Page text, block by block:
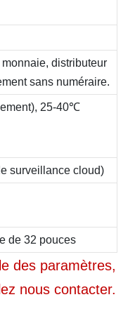
distributeur
sans numéraire.
25-40℃
surveillance cloud)
de 32 pouces
des paramètres,
nous contacter.